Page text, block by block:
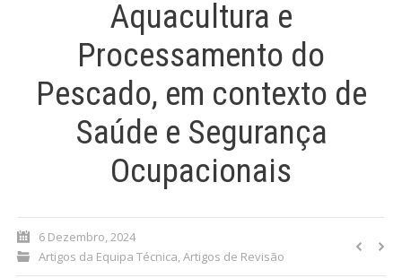
Documentos necessários à
submissão
Processo de submissão
Submeta aqui
Formação Profissional
Aquacultura e
Processamento do
Pescado, em contexto de
Saúde e Segurança
Ocupacionais
6 Dezembro, 2024
Artigos da Equipa Técnica,Artigos de Revisão